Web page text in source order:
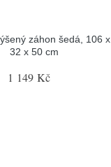
záhon šedá, 106 x
32 x 50 cm
1 149 Kč